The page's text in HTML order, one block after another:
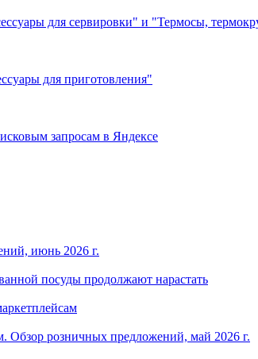
для сервировки" и "Термосы,
для приготовления"
запросам в Яндексе
июнь 2026 г.
посуды продолжают нарастать
розничных предложений, май 2026 г.